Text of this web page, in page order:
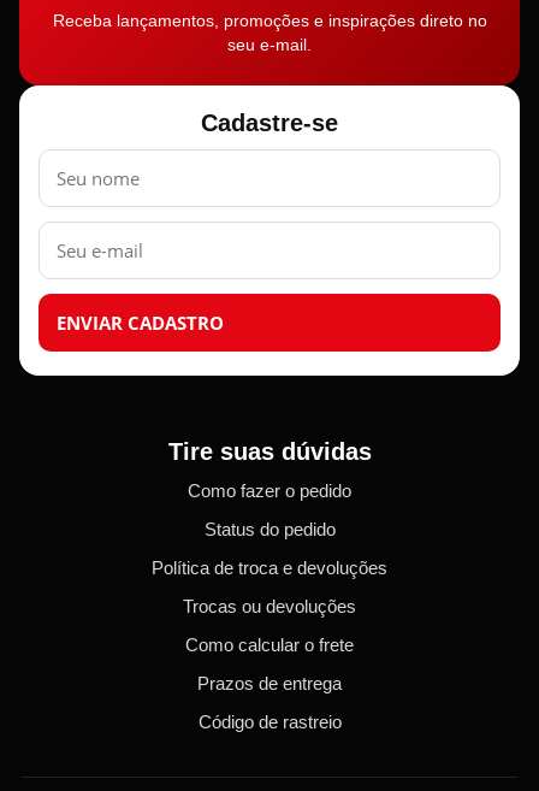
Receba lançamentos, promoções e inspirações direto no
seu e-mail.
Cadastre-se
Nome
E-
mail
ENVIAR CADASTRO
Tire suas dúvidas
Como fazer o pedido
Status do pedido
Política de troca e devoluções
Trocas ou devoluções
Como calcular o frete
Prazos de entrega
Código de rastreio